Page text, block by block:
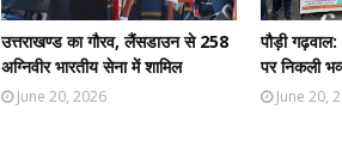
उत्तराखण्ड का गौरव, लैंसडाउन से 258
अग्निवीर भारतीय सेना में शामिल
June 20, 2026
पौड़ी गढ़वाल:
पर निकली
June 20,